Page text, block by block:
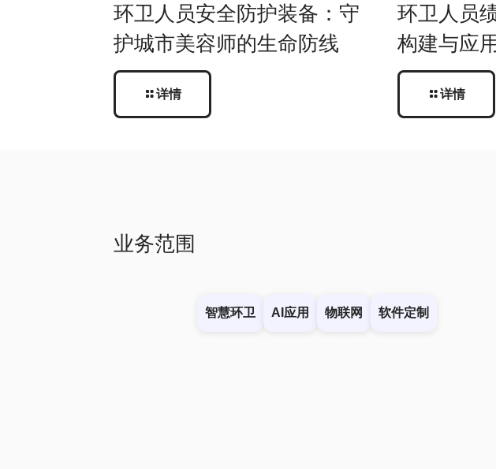
环卫人员安全防护装备：守
护城市美容师的生命防线
详情
环卫人员
构建与应
详情
业务范围
智慧环卫 AI应用 物联网 软件定制